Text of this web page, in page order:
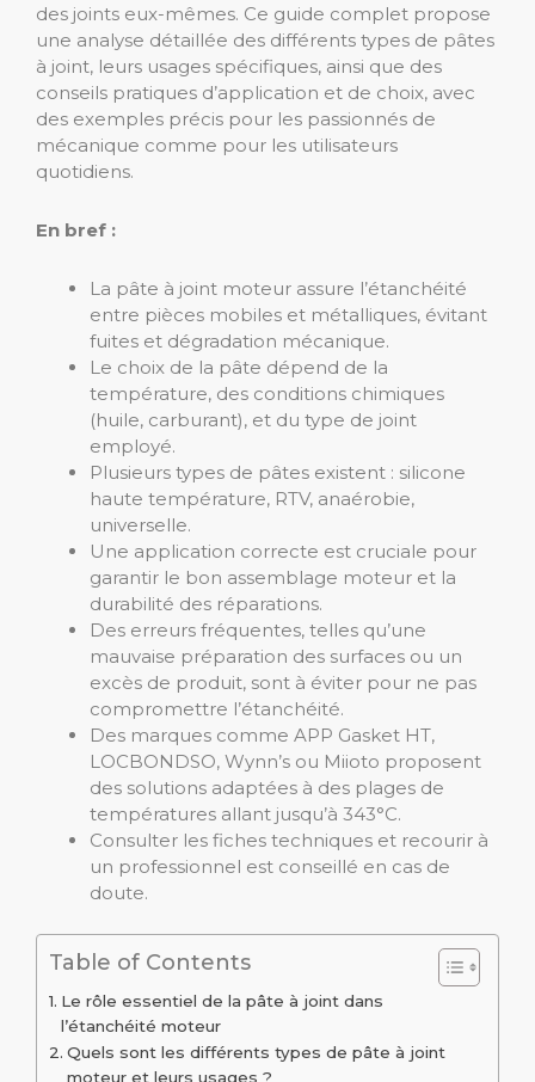
des joints eux-mêmes. Ce guide complet propose
une analyse détaillée des différents types de pâtes
à joint, leurs usages spécifiques, ainsi que des
conseils pratiques d’application et de choix, avec
des exemples précis pour les passionnés de
mécanique comme pour les utilisateurs
quotidiens.
En bref :
La pâte à joint moteur assure l’étanchéité
entre pièces mobiles et métalliques, évitant
fuites et dégradation mécanique.
Le choix de la pâte dépend de la
température, des conditions chimiques
(huile, carburant), et du type de joint
employé.
Plusieurs types de pâtes existent : silicone
haute température, RTV, anaérobie,
universelle.
Une application correcte est cruciale pour
garantir le bon assemblage moteur et la
durabilité des réparations.
Des erreurs fréquentes, telles qu’une
mauvaise préparation des surfaces ou un
excès de produit, sont à éviter pour ne pas
compromettre l’étanchéité.
Des marques comme APP Gasket HT,
LOCBONDSO, Wynn’s ou Miioto proposent
des solutions adaptées à des plages de
températures allant jusqu’à 343°C.
Consulter les fiches techniques et recourir à
un professionnel est conseillé en cas de
doute.
Table of Contents
Le rôle essentiel de la pâte à joint dans
l’étanchéité moteur
Quels sont les différents types de pâte à joint
moteur et leurs usages ?